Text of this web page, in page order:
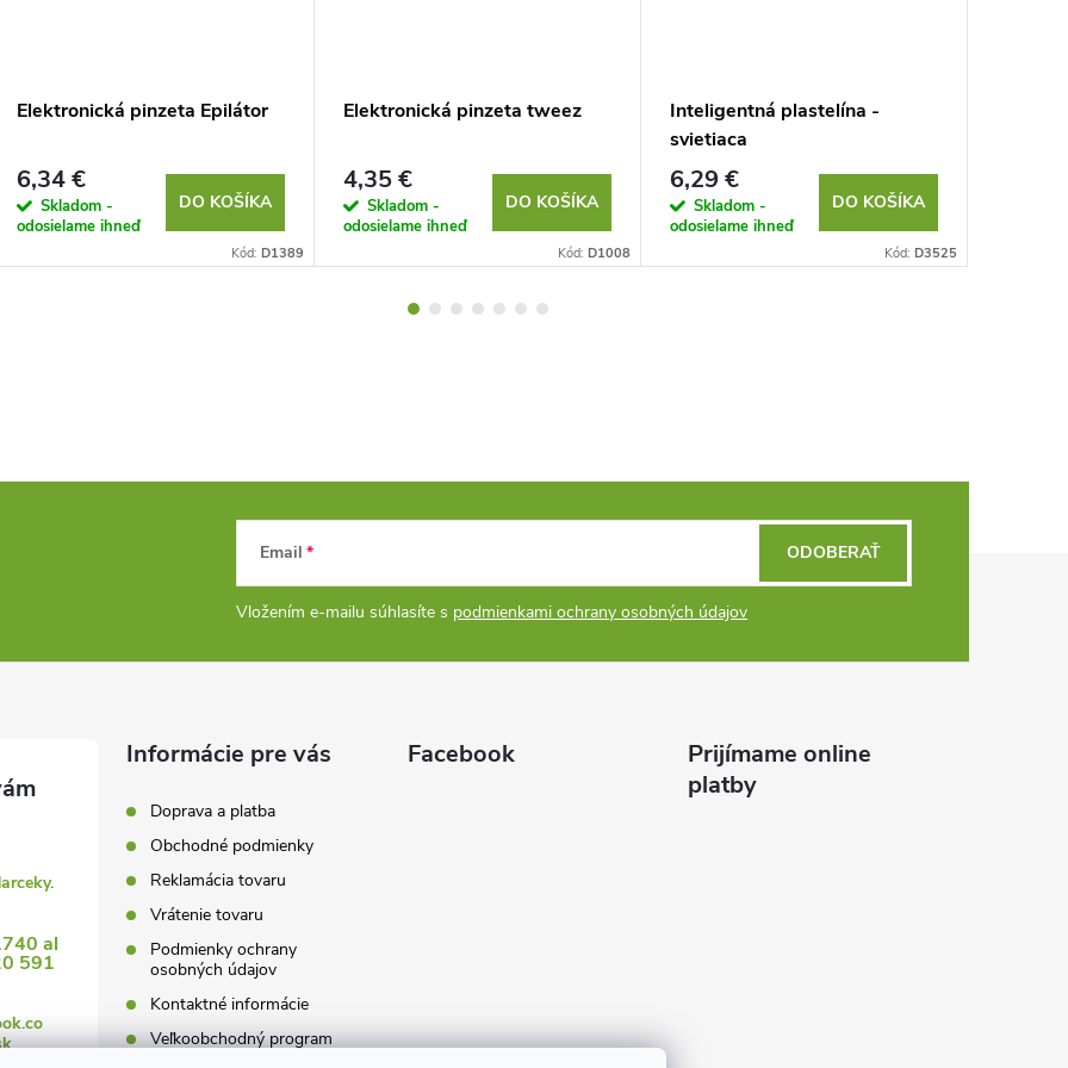
Elektronická pinzeta Epilátor
6,34 €
Skladom -
odosielame ihneď
DO KOŠÍKA
Kód: D1389
Elektronická pinzeta tweez
4,35 €
Skladom -
odosielame ihneď
DO KOŠÍKA
Kód: D1008
Inteligentná plastelína -
svietiaca
6,29 €
Skladom -
odosielame ihneď
DO KOŠÍKA
Kód: D3525
Email
Vložením e-mailu súhlasíte s podmienkami ochrany osobných údajov
ODOBERAŤ
al
591
Informácie pre vás
Doprava a platba
Obchodné podmienky
Reklamácia tovaru
Vrátenie tovaru
Podmienky ochrany
osobných údajov
Kontaktné informácie
Veľkoobchodný program
Facebook
Prijímame online
platby